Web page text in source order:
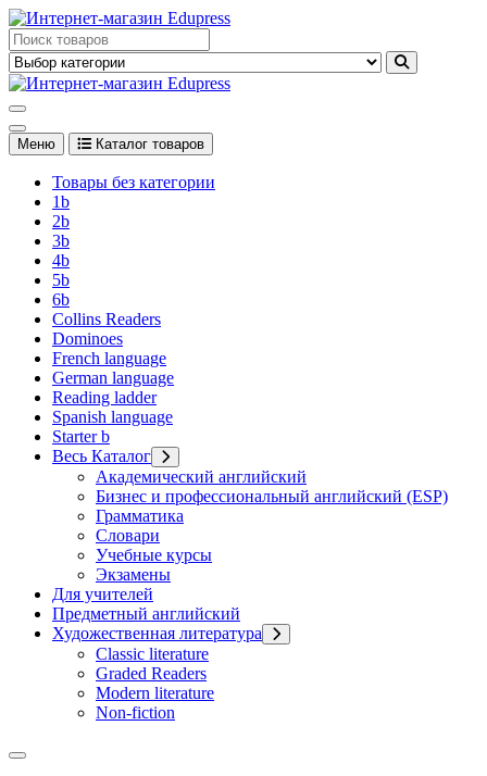
Перейти
к
содержимому
Edupress Uzbekistan, Edupress Узбекистан, книги, учебники на
английском языке
английском языке
Меню Каталог товаров
Товары без категории
1b
2b
3b
4b
5b
6b
Collins Readers
Dominoes
French language
German language
Reading ladder
Spanish language
Starter b
Весь Каталог
Академический английский
Бизнес и профессиональный английский (ESP)
Грамматика
Словари
Учебные курсы
Экзамены
Для учителей
Предметный английский
Художественная литература
Classic literature
Graded Readers
Modern literature
Non-fiction